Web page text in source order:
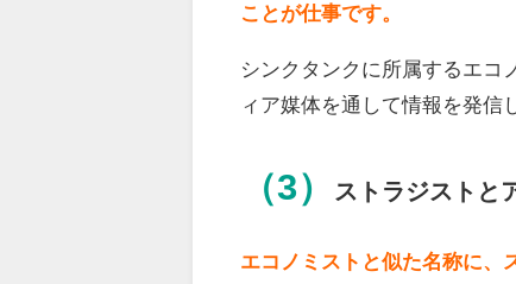
ことが仕事です。
シンクタンクに所属するエコ
ィア媒体を通して情報を発信
（3） ストラジストと
エコノミストと似た名称に、